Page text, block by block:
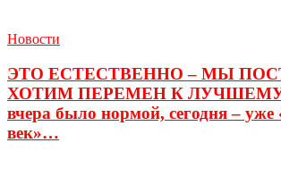
Новости
ЭТО ЕСТЕСТВЕННО – МЫ
ХОТИМ ПЕРЕМЕН К ЛУЧШЕМУ:
вчера было нормой, сегодня –
век»…